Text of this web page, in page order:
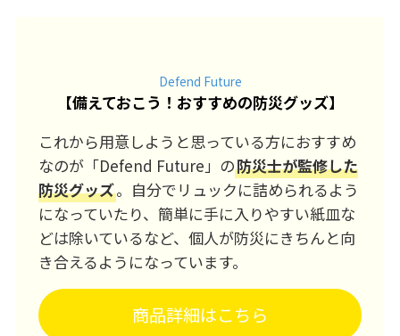
Defend Future
【備えておこう！おすすめの防災グッズ】
これから用意しようと思っている方におすすめ
なのが「Defend Future」の防災士が監修した
防災グッズ。自分でリュックに詰められるよう
になっていたり、簡単に手に入りやすい紙皿な
どは除いているなど、個人が防災にきちんと向
き合えるようになっています。
商品詳細はこちら